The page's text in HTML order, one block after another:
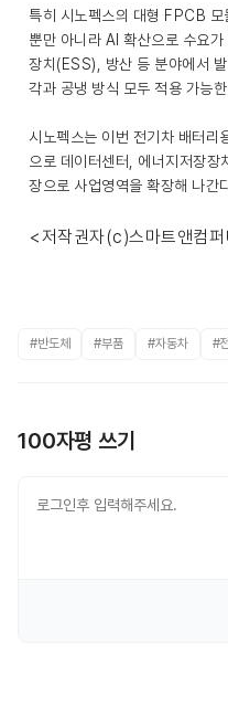
특히 시노펙스의 대형 FPCB
뿐만 아니라 AI 확산으로 수요
장치(ESS), 방산 등 분야에서
각과 공냉 방식 모두 적용 가능
시노펙스는 이번 전기차 배터
으로 데이터센터, 에너지저장
장으로 사업영역을 확장해 나간
<저작권자(c)스마트앤컴
#반도체 #부품 #자동차 #
100자평 쓰기